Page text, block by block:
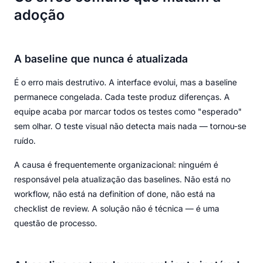
adoção
A baseline que nunca é atualizada
É o erro mais destrutivo. A interface evolui, mas a baseline
permanece congelada. Cada teste produz diferenças. A
equipe acaba por marcar todos os testes como "esperado"
sem olhar. O teste visual não detecta mais nada — tornou-se
ruído.
A causa é frequentemente organizacional: ninguém é
responsável pela atualização das baselines. Não está no
workflow, não está na definition of done, não está na
checklist de review. A solução não é técnica — é uma
questão de processo.